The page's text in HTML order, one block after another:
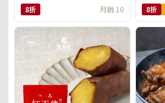
8折 月銷 10 8折